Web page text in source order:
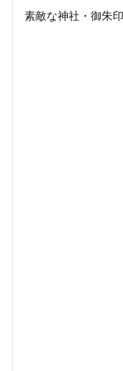
素敵な神社・御朱